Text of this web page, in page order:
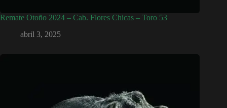
Remate Otoño 2024 – Cab. Flores Chicas – Toro 53
abril 3, 2025